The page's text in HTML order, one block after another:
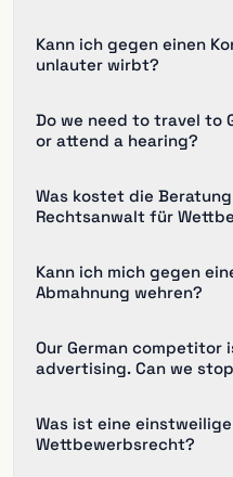
Kann ich gegen einen
unlauter wirbt?
Do we need to travel to
or attend a hearing?
Was kostet die
Rechtsanwalt für
Kann ich mich gegen
Abmahnung wehren?
Our German competitor
advertising. Can we
Was ist eine
Wettbewerbsrecht?